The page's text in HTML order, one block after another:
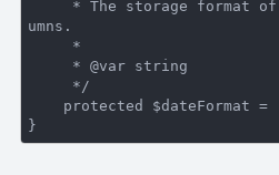
umns.
     *
@var string
     */
protected
$dateFormat =